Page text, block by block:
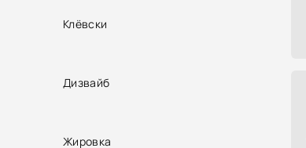
Клёвски
Дизвайб
Жировка